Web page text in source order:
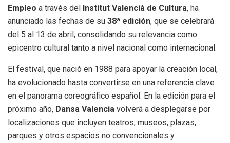
Empleo a través del Institut Valencià de Cultura, ha
anunciado las fechas de su 38ª edición, que se celebrará
del 5 al 13 de abril, consolidando su relevancia como
epicentro cultural tanto a nivel nacional como internacional.
El festival, que nació en 1988 para apoyar la creación local,
ha evolucionado hasta convertirse en una referencia clave
en el panorama coreográfico español. En la edición para el
próximo año, Dansa Valencia volverá a desplegarse por
localizaciones que incluyen teatros, museos, plazas,
parques y otros espacios no convencionales y